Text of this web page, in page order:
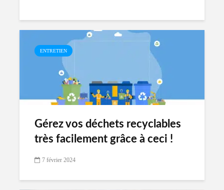
ENTRETIEN
Gérez vos déchets recyclables
très facilement grâce à ceci !
7 février 2024